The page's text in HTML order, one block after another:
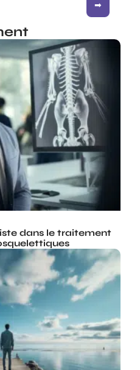
dans le traitement